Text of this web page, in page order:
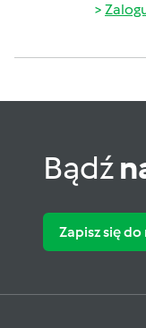
Bądź
Zapisz się